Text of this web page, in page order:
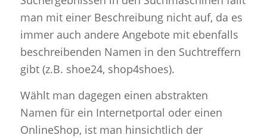
man mit einer Beschreibung nicht auf, da es
immer auch andere Angebote mit ebenfalls
beschreibenden Namen in den Suchtreffern
gibt (z.B. shoe24, shop4shoes).
Wählt man dagegen einen abstrakten
Namen für ein Internetportal oder einen
OnlineShop, ist man hinsichtlich der